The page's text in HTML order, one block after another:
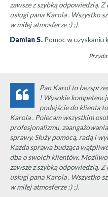
zawsze z szybką odpowiedzią.
usługi pana Karola . Wszystko
w miłej atmosferze :) ;).
Damian S. Pomoc w
Pan Karol to
! Wysokie
podejście do klienta
Karola . Polecam wszystkim
profesjonalizmu,
sprawy. Służy pomocą, radą i
Każda sprawa budząca
dba o swoich klientów.
zawsze z szybką odpowiedzią.
usługi pana Karola . Wszystko
w miłej atmosferze :) ;).